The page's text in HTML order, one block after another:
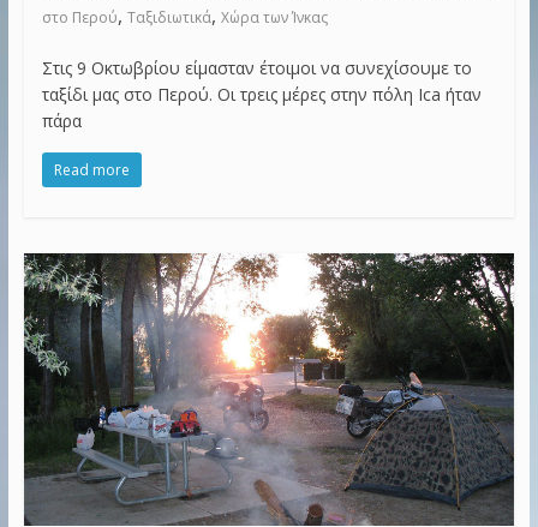
στο Περού, Ταξιδιωτικά, Χώρα των Ίνκας
Στις 9 Οκτωβρίου είμασταν έτοιμοι να συνεχίσουμε το
ταξίδι μας στο Περού. Οι τρεις μέρες στην πόλη Ica ήταν
πάρα
Read more